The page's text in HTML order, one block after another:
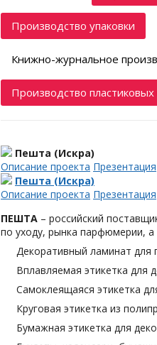
Производство упаковки
Книжно-журнальное
Производство пластиковых
Пешта (Искра)
Описание проекта Презентация
Пешта (Искра)
Описание проекта Презентация
ПЕШТА – российский
по уходу, рынка парфюмерии,
Декоративный ламинат для
Вплавляемая этикетка для
Самоклеящаяся этикетка
Круговая этикетка из
Бумажная этикетка для